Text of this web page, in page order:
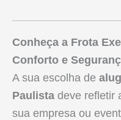
Conheça a Frota
Conforto e
A sua escolha de
Paulista deve refletir
sua empresa ou